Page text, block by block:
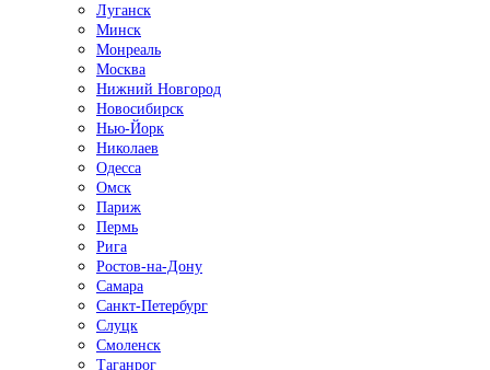
Луганск
Минск
Монреаль
Москва
Нижний Новгород
Новосибирск
Нью-Йорк
Николаев
Одесса
Омск
Париж
Пермь
Рига
Ростов-на-Дону
Самара
Санкт-Петербург
Слуцк
Смоленск
Таганрог